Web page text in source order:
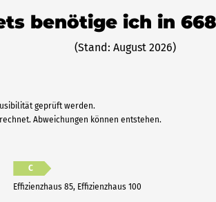
benötige ich in
(Stand: August 2026)
geprüft werden.
Abweichungen können entstehen.
C
Effizienzhaus 85, Effizienzhaus 100